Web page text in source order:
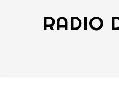
RADIO